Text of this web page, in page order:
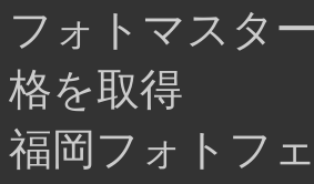
フォトマスタ
格を取得
福岡フォトフ